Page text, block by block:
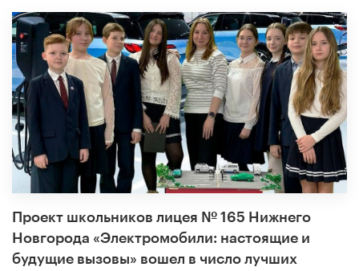
Проект школьников лицея № 165 Нижнего
Новгорода «Электромобили: настоящие и
будущие вызовы» вошел в число лучших